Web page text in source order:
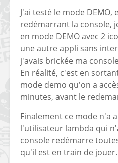
J'ai testé le mode DEMO,
redémarrant la console,
en mode DEMO avec 2
une autre appli sans
j'avais brickée ma
En réalité, c'est en
mode demo qu'on a
minutes, avant le
Finalement ce mode n'a
l'utilisateur lambda qui
console redémarre
qu'il est en train de jouer.